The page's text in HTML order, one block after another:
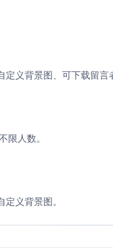
义背景图、可下载留言
限人数。
义背景图。